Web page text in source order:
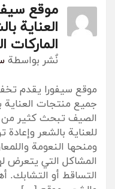
موقع
العناية
الماركات
نٌشر بواسطة
موقع سيفورا يقدم
جميع منتجات العناية
الصيف تبحث كثير
للعناية بالشعر
ومنحها النعومة
المشاكل التي يتعرض
التساقط أو التشابك.